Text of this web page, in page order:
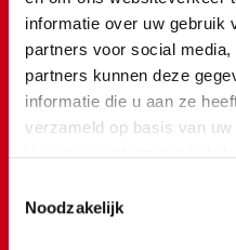
informatie over uw gebruik
partners voor social
partners kunnen deze
informatie die u aan ze
verzameld op basis van
We werken samen met
Noodzakelijk